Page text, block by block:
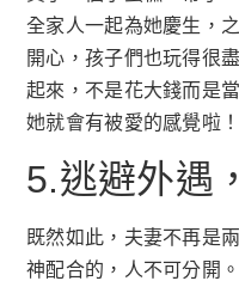
全家人一起為她慶生，
開心，孩子們也玩得很
起來，不是花大錢而是
她就會有被愛的感覺啦！
5.逃避外遇
既然如此，夫妻不再是
神配合的，人不可分開